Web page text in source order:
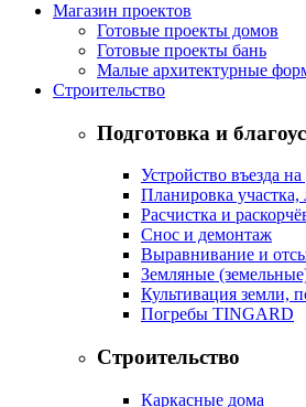
Магазин проектов
Готовые проекты домов
Готовые проекты бань
Малые архитектурные
Строительство
Подготовка и
Устройство въезда
Планировка
Расчистка и
Снос и демонтаж
Выравнивание и
Земляные
Культивация земли,
Погребы TINGARD
Строительство
Каркасные дома